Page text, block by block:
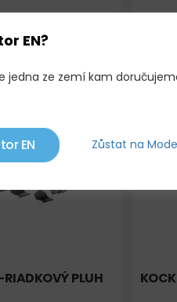
24
KČ 1
RIADKOVÝ PLUH
EN?
jedna ze zemí kam
EN Zůstat na